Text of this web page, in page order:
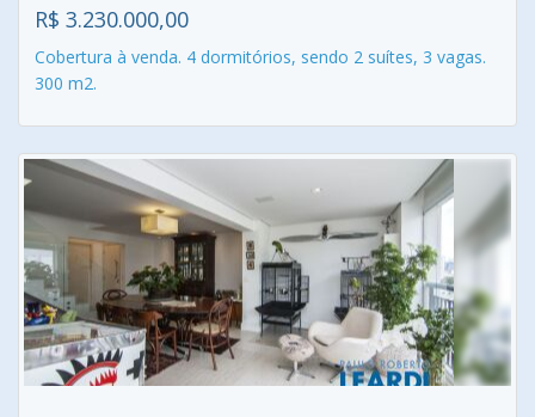
R$ 3.230.000,00
Cobertura à venda. 4 dormitórios, sendo 2 suítes, 3 vagas.
300 m2.